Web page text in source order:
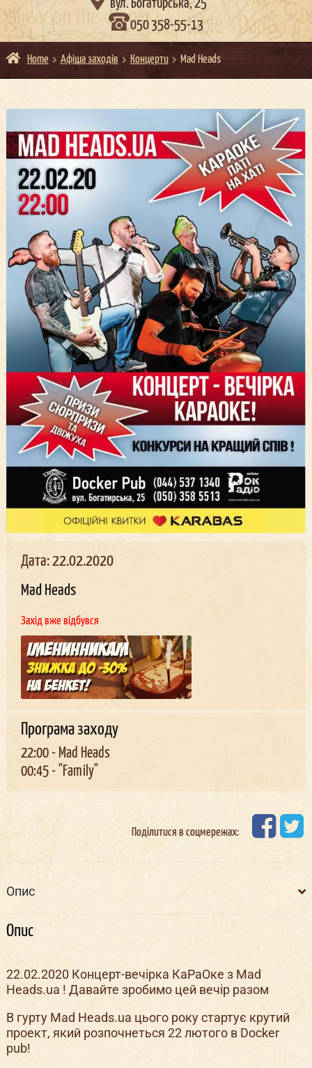
вул. Богатирська, 25
050 358-55-13
Home Афіша заходів Концерти Mad Heads
Дата: 22.02.2020
Mad Heads
Захід вже відбувся
Програма заходу
22:00 - Mad Heads
00:45 - "Family"
Поділитися в соцмережах:
Опис
Опис
22.02.2020 Концерт-вечірка КаРаОке з Mad
Heads.ua ! Давайте зробимо цей вечір разом
В гурту Mad Heads.ua цього року стартує крутий
проект, який розпочнеться 22 лютого в Docker
pub!